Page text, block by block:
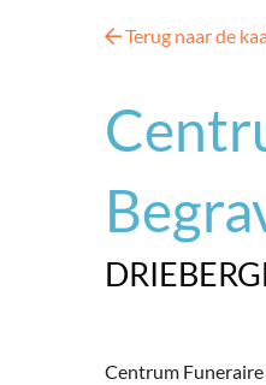
Terug naar de
Centrum